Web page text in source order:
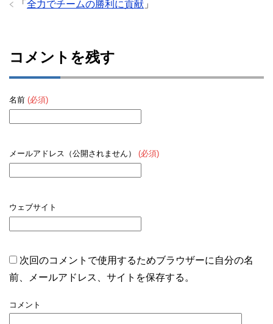
「 全力でチームの勝利に貢献 」
コメントを残す
名前 (必須)
メールアドレス（公開されません） (必須)
ウェブサイト
次回のコメントで使用するためブラウザーに自分の名
前、メールアドレス、サイトを保存する。
コメント